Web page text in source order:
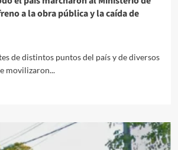
a la obra pública y la caída de
de distintos puntos del país y de diversos
movilizaron...